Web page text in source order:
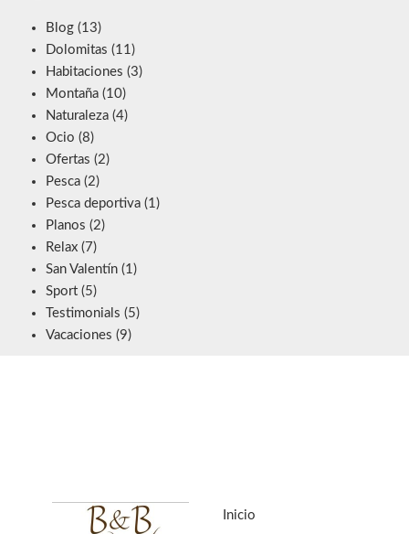
Blog (13)
Dolomitas (11)
Habitaciones (3)
Montaña (10)
Naturaleza (4)
Ocio (8)
Ofertas (2)
Pesca (2)
Pesca deportiva (1)
Planos (2)
Relax (7)
San Valentín (1)
Sport (5)
Testimonials (5)
Vacaciones (9)
Inicio